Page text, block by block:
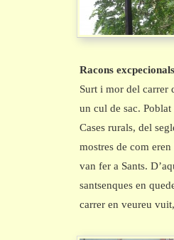
Racons excpecionals
Surt i mor del carrer
un cul de sac.
Cases rurals, del
mostres de com eren
van fer a Sants.
santsenques en
carrer en veureu